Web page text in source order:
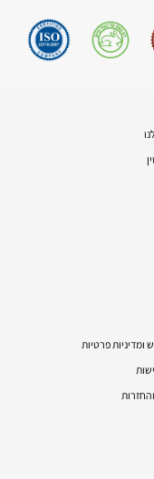
ומדיניות פרטיות